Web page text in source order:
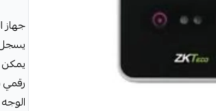
يسجل
يمكن